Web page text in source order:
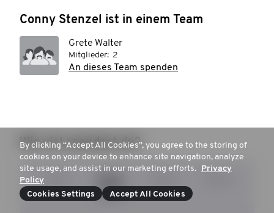
fördern.
Conny Stenzel ist in einem Team
Grete Walter
Mitglieder: 2
An dieses Team spenden
Wie viel spendest du?
By clicking “Accept All Cookies”, you agree to the storing of
cookies on your device to enhance site navigation, analyze
site usage, and assist in our marketing efforts. Privacy
Policy
Cookies Settings
Accept All Cookies